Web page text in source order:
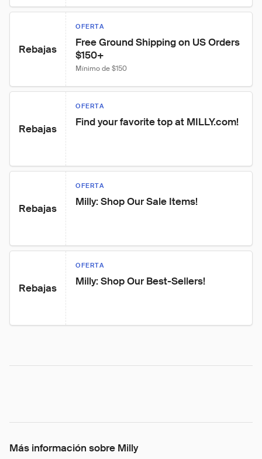
Rebajas
OFERTA
Free Ground Shipping on US Orders
$150+
Mínimo de $150
Rebajas
OFERTA
Find your favorite top at MILLY.com!
Rebajas
OFERTA
Milly: Shop Our Sale Items!
Rebajas
OFERTA
Milly: Shop Our Best-Sellers!
Más información sobre Milly